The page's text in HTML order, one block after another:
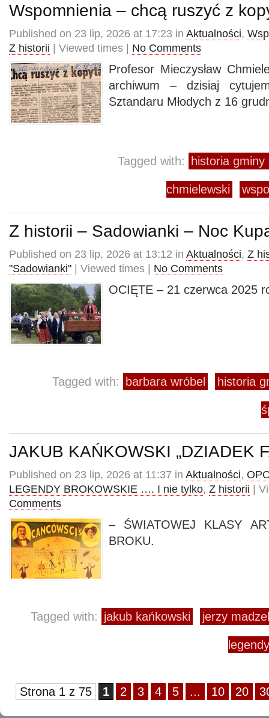
Wspomnienia – chcą ruszyć z
Published on 23 lip, 2026 at 17:23 in Aktualności,
Z historii | Viewed times | No Comments
Profesor Mieczysław
archiwum – dzisiaj
Sztandaru Młodych z 16
Tagged with: historia gminy
chmielewski
Z historii – Sadowianki – Noc
Published on 23 lip, 2026 at 13:12 in Aktualności, Z
"Sadowianki" | Viewed times | No Comments
OCIĘTE – 21 czerwca 2025
Tagged with: barbara wróbel historia
JAKUB KAŃKOWSKI „DZIADEK
Published on 23 lip, 2026 at 11:37 in Aktualności,
LEGENDY BROKOWSKIE …. I nie tylko, Z historii |
Comments
– ŚWIATOWEJ KLASY
BROKU.
Tagged with: jakub kańkowski jerzy
Strona 1 z 75 1 2 3 4 5 ... 10 20